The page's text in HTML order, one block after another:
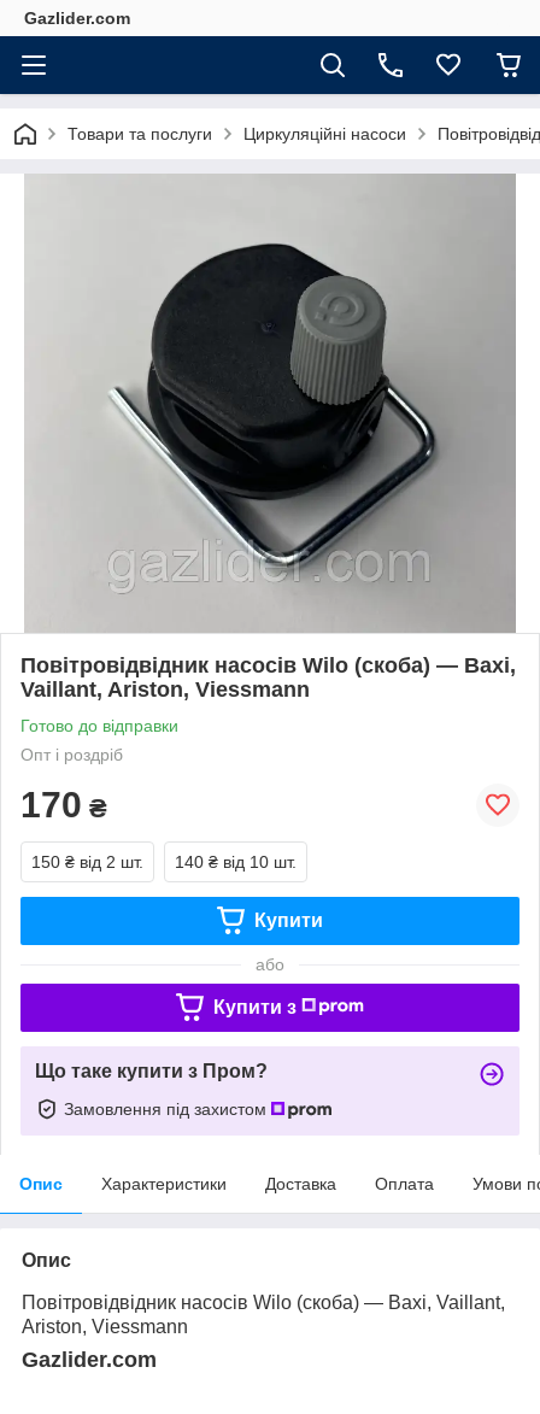
Gazlider.com
Товари та послуги Циркуляційні насоси
Повітровідвідник насосів Wilo (скоба) — Baxi,
Vaillant, Ariston, Viessmann
Готово до відправки
Опт і роздріб
170 ₴
150 ₴ від 2 шт. 140 ₴ від 10 шт.
Купити
або
Купити з
Що таке купити з Пром?
Замовлення під захистом
Опис Характеристики Доставка Оплата Умови
Опис
Повітровідвідник насосів Wilo (скоба) — Baxi, Vaillant,
Ariston, Viessmann
Gazlider.com